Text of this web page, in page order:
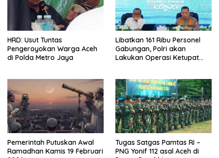
HRD: Usut Tuntas
Pengeroyokan Warga Aceh
di Polda Metro Jaya
Libatkan 161 Ribu Personel
Gabungan, Polri akan
Lakukan Operasi Ketupat
Pemerintah Putuskan Awal
Ramadhan Kamis 19 Februari
Tugas Satgas Pamtas RI –
PNG Yonif 112 asal Aceh di